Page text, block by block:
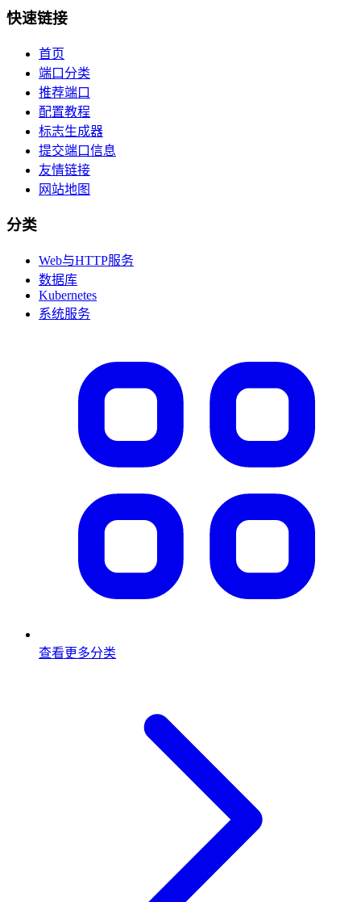
快速链接
首页
端口分类
推荐端口
配置教程
标志生成器
提交端口信息
友情链接
网站地图
分类
Web与HTTP服务
数据库
Kubernetes
系统服务
查看更多分类